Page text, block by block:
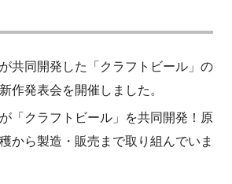
共同開発した「クラフトビール」の
作発表会を開催しました。
「クラフトビール」を共同開発！原
から製造・販売まで取り組んでいま